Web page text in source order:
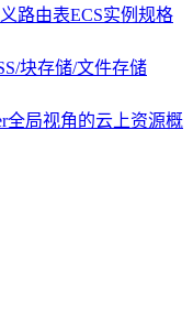
路由表ECS实例规格
块存储/文件存储
全局视角的云上资源概